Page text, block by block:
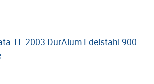
TF 2003 DurAlum Edelstahl 900